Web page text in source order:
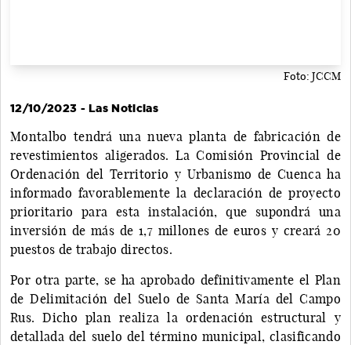
Foto: JCCM
12/10/2023 - Las Noticias
Montalbo tendrá una nueva planta de fabricación de
revestimientos aligerados. La Comisión Provincial de
Ordenación del Territorio y Urbanismo de Cuenca ha
informado favorablemente la declaración de proyecto
prioritario para esta instalación, que supondrá una
inversión de más de 1,7 millones de euros y creará 20
puestos de trabajo directos.
Por otra parte, se ha aprobado definitivamente el Plan
de Delimitación del Suelo de Santa María del Campo
Rus. Dicho plan realiza la ordenación estructural y
detallada del suelo del término municipal, clasificando